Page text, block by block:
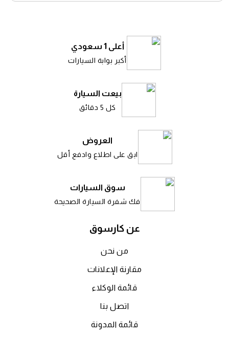
أعلى 1 سعودي
أكبر بوابة السيارات
بيعت السيارة
كل 5 دقائق
العروض
ابق على اطلاع وادفع أقل
سوق السيارات
فك شفرة السيارة الصحيحة
عن كارسوق
من نحن
مقارنة الإعلانات
قائمة الوكلاء
اتصل بنا
قائمة المدونة